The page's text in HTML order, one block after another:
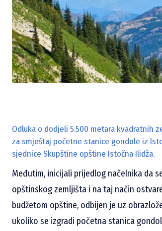
Odluka o dodjeli 5.500 metara kvadratnih
za smještaj početne stanice gondole iz
sjednice Skupštine opštine Istočna Ilidža.
Međutim, inicijali prijedlog načelnika da
opštinskog zemljišta i na taj način
budžetom opštine, odbijen je uz
ukoliko se izgradi početna stanica